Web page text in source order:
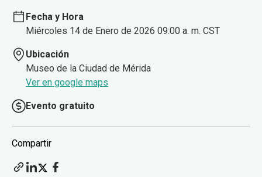
Fecha y Hora
Miércoles 14 de Enero de 2026 09:00 a. m. CST
Ubicación
Museo de la Ciudad de Mérida
Ver en google maps
Evento gratuito
Compartir